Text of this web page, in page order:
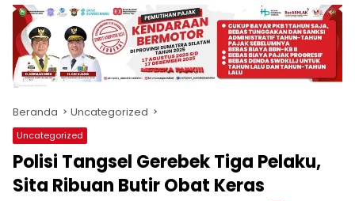
produk
antara
lain
mampu
menjadi
komunikasi
usaha
(beriklan),
fokus
pada
Beranda Uncategorized
Uncategorized
Polisi Tangsel Gerebek Tiga Pelaku,
Sita Ribuan Butir Obat Keras